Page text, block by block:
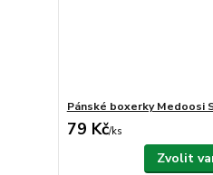
Pánské boxerky Medoosi
79 Kč/ks
Zvolit